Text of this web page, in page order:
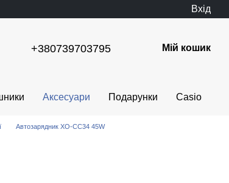
Вхід
+380739703795 Мій кошик
Аксесуари Подарунки Casio
Автозарядник XO-CC34 45W